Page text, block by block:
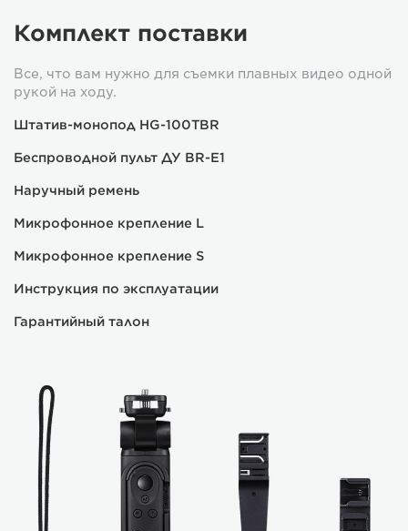
Комплект поставки
Все, что вам нужно для съемки плавных видео одной
рукой на ходу.
Штатив-монопод HG-100TBR
Беспроводной пульт ДУ BR-E1
Наручный ремень
Микрофонное крепление L
Микрофонное крепление S
Инструкция по эксплуатации
Гарантийный талон